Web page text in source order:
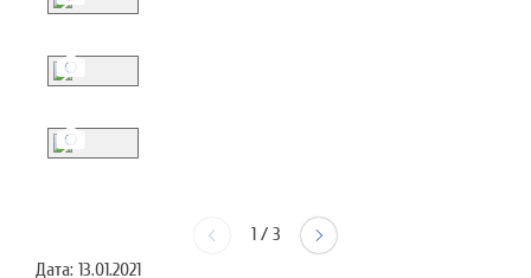
1/ 3
Дата: 13.01.2021